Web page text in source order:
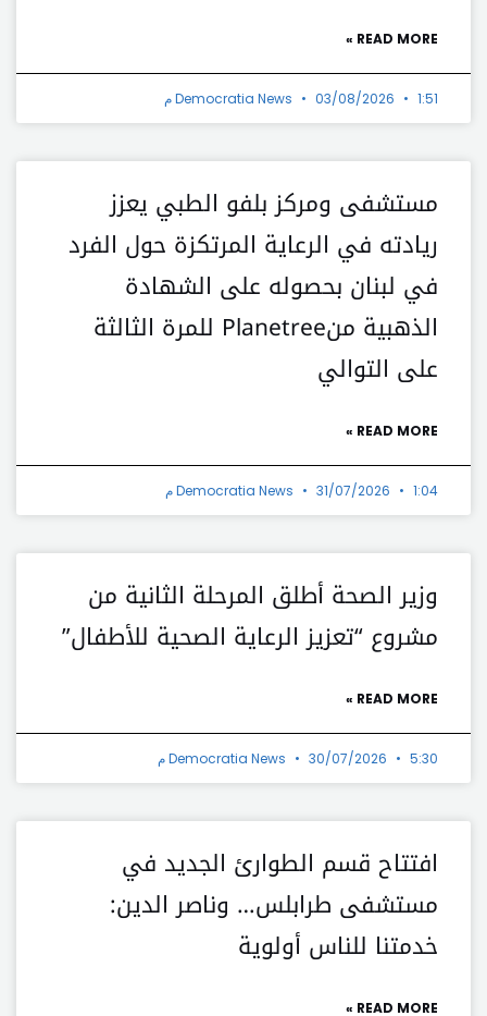
READ MORE »
Democratia News 03/08/2026 1:51 م
مستشفى ومركز بلفو الطبي يعزز
ريادته في الرعاية المرتكزة حول الفرد
في لبنان بحصوله على الشهادة
الذهبية منPlanetree للمرة الثالثة
على التوالي
READ MORE »
Democratia News 31/07/2026 1:04 م
وزير الصحة أطلق المرحلة الثانية من
مشروع “تعزيز الرعاية الصحية للأطفال”
READ MORE »
Democratia News 30/07/2026 5:30 م
افتتاح قسم الطوارئ الجديد في
مستشفى طرابلس… وناصر الدين:
خدمتنا للناس أولوية
READ MORE »